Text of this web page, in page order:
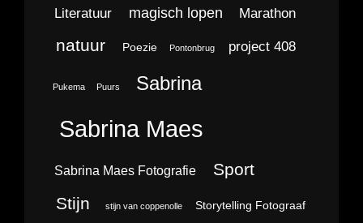
Literatuur magisch lopen Marathon
natuur Poezie Pontonbrug project 408
Pukema Puurs Sabrina
Sabrina Maes
Sabrina Maes Fotografie Sport
Stijn stijn van coppenolle Storytelling Fotograaf